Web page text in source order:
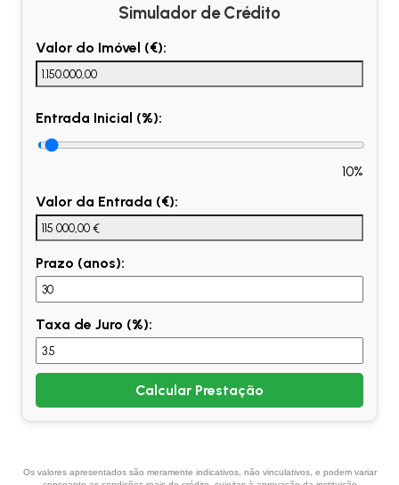
Simulador de Crédito
Valor do Imóvel (€):
Entrada Inicial (%):
10%
Valor da Entrada (€):
Prazo (anos):
Taxa de Juro (%):
Calcular Prestação
Os valores apresentados são meramente indicativos, não vinculativos, e podem variar